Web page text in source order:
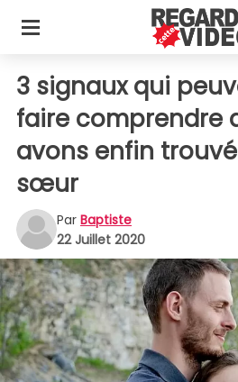
3 signaux qui
faire comprendre
avons enfin
sœur
Par Baptiste
22 Juillet 2020